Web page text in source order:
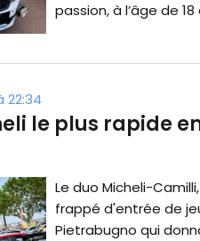
passion, à l’âge de 18
22:34
le plus rapide
Le duo Micheli-
frappé d'entrée de
Pietrabugno qui